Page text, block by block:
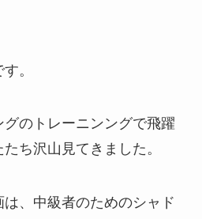
。
のトレーニンングで飛躍
ち沢山見てきました。
、中級者のためのシャド